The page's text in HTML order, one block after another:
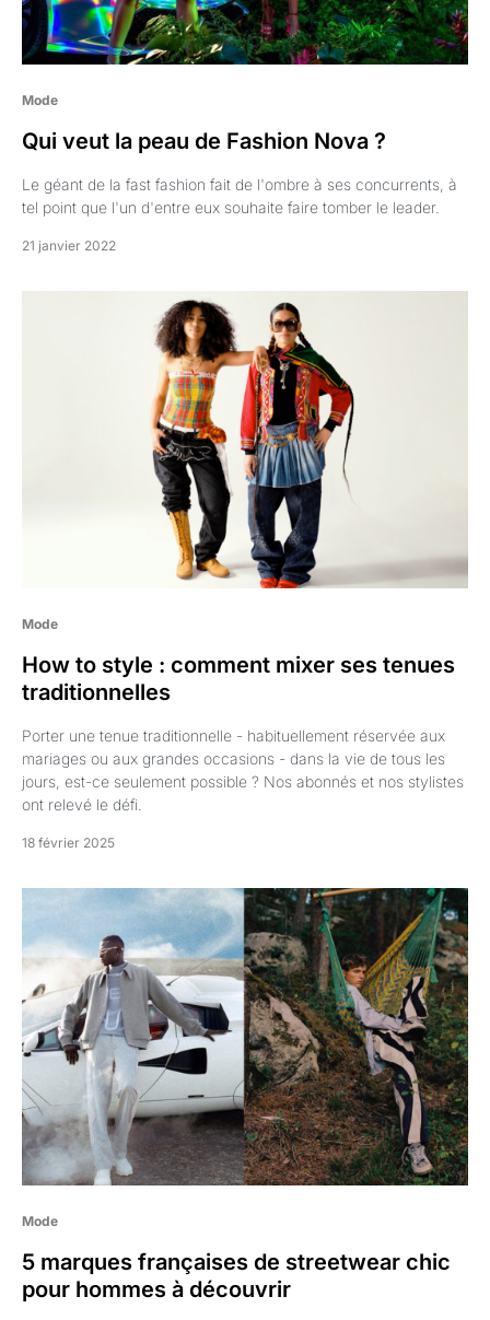
Mode
Qui veut la peau de Fashion Nova ?
Le géant de la fast fashion fait de l'ombre à ses concurrents, à
tel point que l'un d'entre eux souhaite faire tomber le leader.
21 janvier 2022
Mode
How to style : comment mixer ses tenues
traditionnelles
Porter une tenue traditionnelle - habituellement réservée aux
mariages ou aux grandes occasions - dans la vie de tous les
jours, est-ce seulement possible ? Nos abonnés et nos stylistes
ont relevé le défi.
18 février 2025
Mode
5 marques françaises de streetwear chic
pour hommes à découvrir